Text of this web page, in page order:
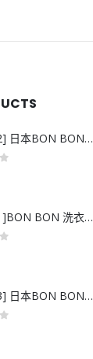
[J206232] 日本BON BON銀離子抗菌啫喱洗衣珠 (80粒)
[J306051]BON BON 洗衣珠-牧場+爽+玫瑰葡萄-80粒
[J111043] 日本BON BON銀離子抗菌啫喱洗衣珠 (80粒)